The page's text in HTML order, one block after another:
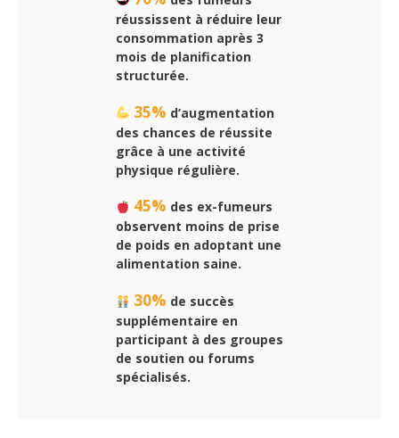
réussissent à réduire leur
consommation après 3
mois de planification
structurée.
35% d’augmentation
des chances de réussite
grâce à une activité
physique régulière.
45% des ex-fumeurs
observent moins de prise
de poids en adoptant une
alimentation saine.
30% de succès
supplémentaire en
participant à des groupes
de soutien ou forums
spécialisés.